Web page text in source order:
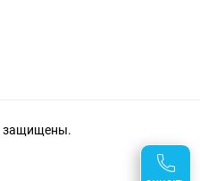
защищены.